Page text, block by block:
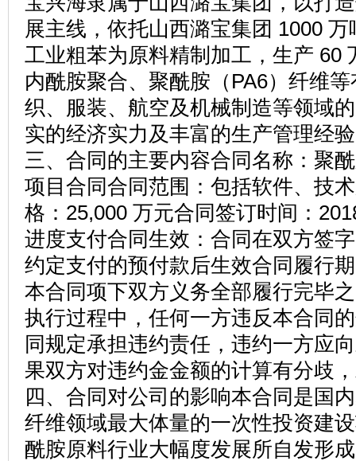
展主线，依托山西潞宝集团 1000
工业粗苯为原料精制加工，生产 60
内酰胺聚合、聚酰胺（PA6）纤维
织、服装、航空及机械制造等领域
实的经济实力及丰富的生产管理经
三、合同的主要内容合同名称：聚
项目合同合同范围：包括软件、技
格：25,000 万元合同签订时间：
进度支付合同生效：合同在双方签
约定支付的预付款后生效合同履行
本合同项下双方义务全部履行完毕
执行过程中，任何一方违反本合同
同规定承担违约责任，违约一方应
果双方对违约金金额的计算有分歧
四、合同对公司的影响本合同是国
纤维领域最大体量的一次性投资建
酰胺原料行业大幅度发展所自发形